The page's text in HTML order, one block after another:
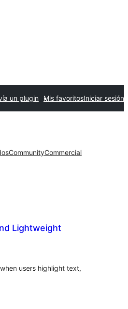
un plugin Mis favoritosIniciar sesión
CommunityCommercial
Lightweight
users highlight text,